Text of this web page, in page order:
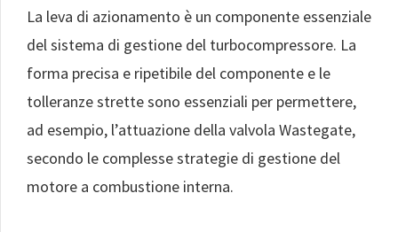
La leva di azionamento è un componente essenziale
del sistema di gestione del turbocompressore. La
forma precisa e ripetibile del componente e le
tolleranze strette sono essenziali per permettere,
ad esempio, l’attuazione della valvola Wastegate,
secondo le complesse strategie di gestione del
motore a combustione interna.